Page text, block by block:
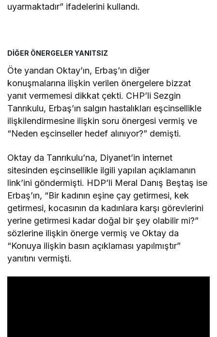
uyarmaktadır” ifadelerini kullandı.
DİĞER ÖNERGELER YANITSIZ
Öte yandan Oktay’ın, Erbaş’ın diğer
konuşmalarına ilişkin verilen önergelere bizzat
yanıt vermemesi dikkat çekti. CHP’li Sezgin
Tanrıkulu, Erbaş’ın salgın hastalıkları eşcinsellikle
ilişkilendirmesine ilişkin soru önergesi vermiş ve
“Neden eşcinseller hedef alınıyor?” demişti.
Oktay da Tanrıkulu’na, Diyanet’in internet
sitesinden eşcinsellikle ilgili yapılan açıklamanın
link’ini göndermişti. HDP’li Meral Danış Beştaş ise
Erbaş’ın, “Bir kadının eşine çay getirmesi, kek
getirmesi, kocasının da kadınlara karşı görevlerini
yerine getirmesi kadar doğal bir şey olabilir mi?”
sözlerine ilişkin önerge vermiş ve Oktay da
“Konuya ilişkin basın açıklaması yapılmıştır”
yanıtını vermişti.